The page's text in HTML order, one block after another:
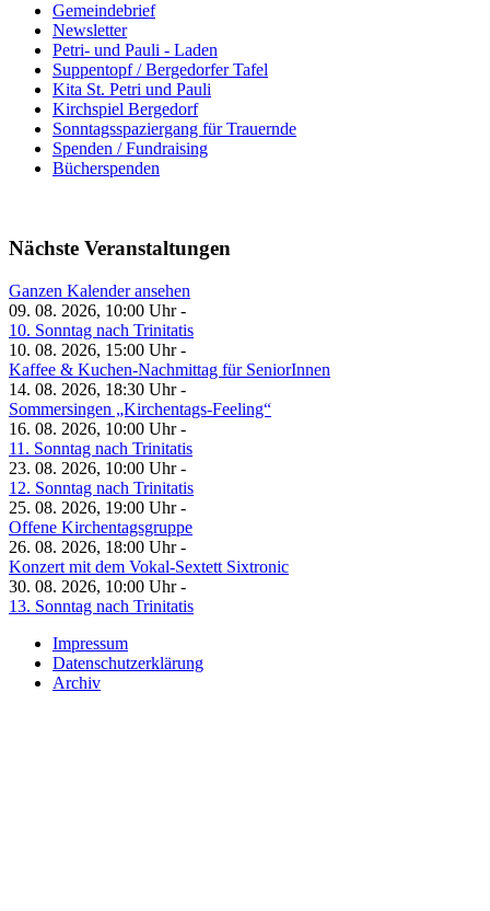
Gemeindebrief
Newsletter
Petri- und Pauli - Laden
Suppentopf / Bergedorfer Tafel
Kita St. Petri und Pauli
Kirchspiel Bergedorf
Sonntagsspaziergang für Trauernde
Spenden / Fundraising
Bücherspenden
Nächste Veranstaltungen
Ganzen Kalender ansehen
09. 08. 2026, 10:00 Uhr -
10. Sonntag nach Trinitatis
10. 08. 2026, 15:00 Uhr -
Kaffee & Kuchen-Nachmittag für SeniorInnen
14. 08. 2026, 18:30 Uhr -
Sommersingen „Kirchentags-Feeling“
16. 08. 2026, 10:00 Uhr -
11. Sonntag nach Trinitatis
23. 08. 2026, 10:00 Uhr -
12. Sonntag nach Trinitatis
25. 08. 2026, 19:00 Uhr -
Offene Kirchentagsgruppe
26. 08. 2026, 18:00 Uhr -
Konzert mit dem Vokal-Sextett Sixtronic
30. 08. 2026, 10:00 Uhr -
13. Sonntag nach Trinitatis
Impressum
Datenschutzerklärung
Archiv